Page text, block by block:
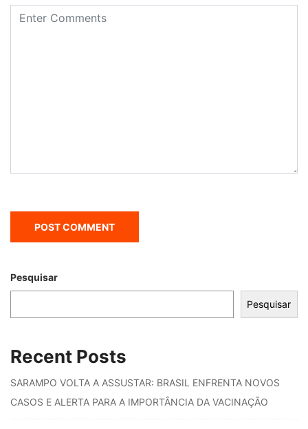
Pesquisar
Pesquisar
Recent Posts
SARAMPO VOLTA A ASSUSTAR: BRASIL ENFRENTA NOVOS
CASOS E ALERTA PARA A IMPORTÂNCIA DA VACINAÇÃO